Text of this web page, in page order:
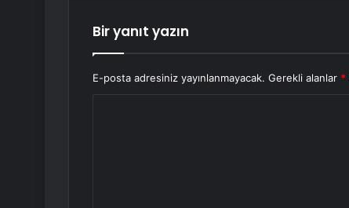
Bir yanıt yazın
E-posta adresiniz yayınlanmayacak. Gerekli alanlar *